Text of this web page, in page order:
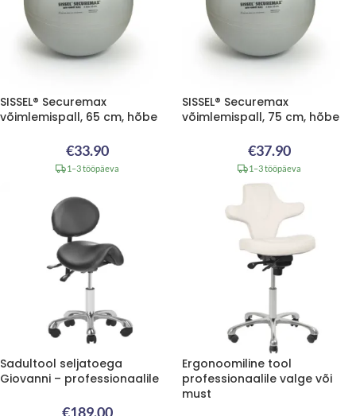
SISSEL® Securemax
võimlemispall, 65 cm, hõbe
€33.90
1–3 tööpäeva
SISSEL® Securemax
võimlemispall, 75 cm, hõbe
€37.90
1–3 tööpäeva
Sadultool seljatoega
Giovanni – professionaalile
€189.00
Ergonoomiline tool
professionaalile valge või
must